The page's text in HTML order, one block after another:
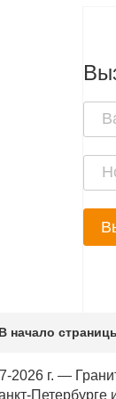
В начало
2026 г. —
Петербурге